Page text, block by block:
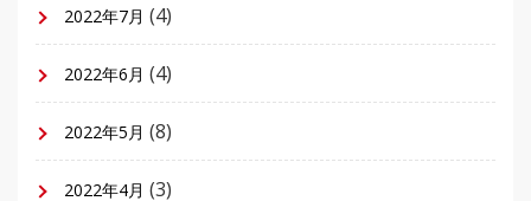
2022年7月 (4)
2022年6月 (4)
2022年5月 (8)
2022年4月 (3)